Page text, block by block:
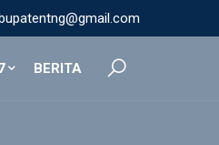
BERITA